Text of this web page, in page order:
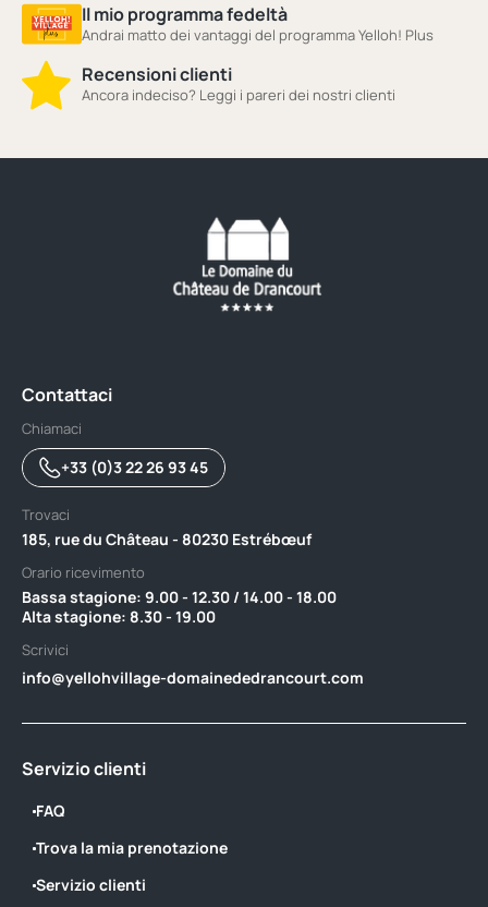
Il mio programma fedeltà
Andrai matto dei vantaggi del programma Yelloh! Plus
Recensioni clienti
Ancora indeciso? Leggi i pareri dei nostri clienti
Contattaci
Chiamaci
+33 (0)3 22 26 93 45
Trovaci
185, rue du Château - 80230 Estrébœuf
Orario ricevimento
Bassa stagione: 9.00 - 12.30 / 14.00 - 18.00 ‎ ‎ ‎ ‎ ‎ ‎ ‎ ‎ ‎ ‎ ‎ ‎ ‎ ‎ ‎ ‎ ‎ ‎ ‎ ‎ ‎ ‎ ‎ ‎ ‎ ‎ ‎ ‎ ‎ ‎ ‎ ‎ ‎ ‎ ‎ ‎ ‎ ‎
‎Alta stagione: 8.30 - 19.00
Scrivici
info@yellohvillage-domainededrancourt.com
Servizio clienti
FAQ
Trova la mia prenotazione
Servizio clienti